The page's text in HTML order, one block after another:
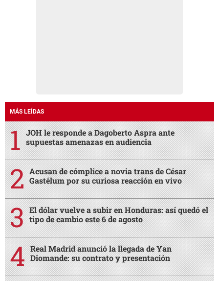
MÁS LEÍDAS
JOH le responde a Dagoberto Aspra ante
supuestas amenazas en audiencia
Acusan de cómplice a novia trans de César
Gastélum por su curiosa reacción en vivo
El dólar vuelve a subir en Honduras: así quedó el
tipo de cambio este 6 de agosto
Real Madrid anunció la llegada de Yan
Diomande: su contrato y presentación